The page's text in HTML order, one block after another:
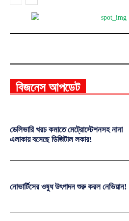
বিজনেস আপডেট
ডেলিভারি খরচ কমাতে মেট্রোস্টেশনসহ নানা
এলাকায় বসেছে ডিজিটাল লকার!
নোভার্টিসের ওষুধ উৎপাদন শুরু করল নেভিয়ান!